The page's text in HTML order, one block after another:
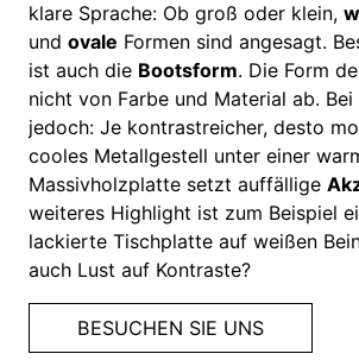
klare Sprache: Ob groß oder klein,
und ovale Formen sind angesagt.
ist auch die Bootsform. Die Form
nicht von Farbe und Material ab.
jedoch: Je kontrastreicher, desto
cooles Metallgestell unter einer
Massivholzplatte setzt auffällige
weiteres Highlight ist zum Beispiel
lackierte Tischplatte auf weißen
auch Lust auf Kontraste?
BESUCHEN SIE UNS